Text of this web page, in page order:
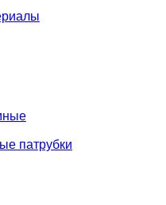
патрубки